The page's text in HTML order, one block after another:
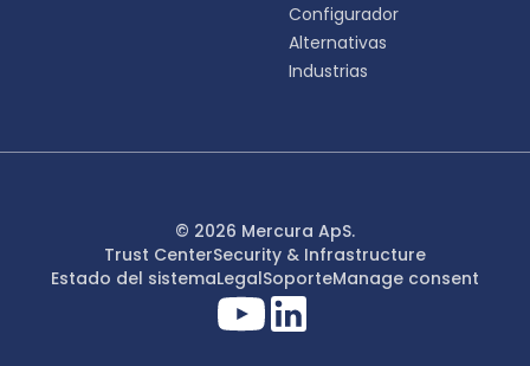
Svenska
Français
Configurador
Alternativas
Industrias
© 2026 Mercura ApS.
Trust CenterSecurity & Infrastructure
Estado del sistemaLegalSoporteManage consent